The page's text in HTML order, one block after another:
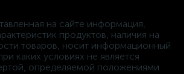
продуктов, наличия на
товаров, носит информационный
каких условиях не является
определяемой положениями